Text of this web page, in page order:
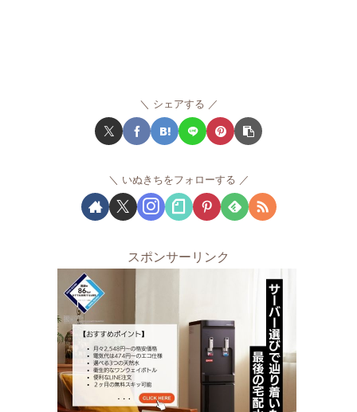
シェアする
いぬきちをフォローする
スポンサーリンク